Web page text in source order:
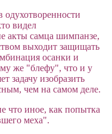
одухотворенности
видел
акты самца шимпанзе,
выходит защищать
осанки и
же "блефу", что и у
задачу изобразить
чем на самом деле.
что иное, как попытка
меха".